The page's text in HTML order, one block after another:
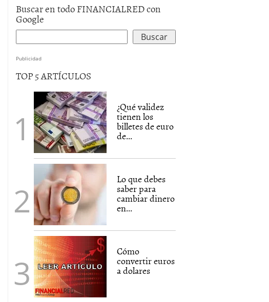
Buscar en todo FINANCIALRED con
Google
Publicidad
TOP 5 ARTÍCULOS
¿Qué validez
tienen los
billetes de euro
de...
Lo que debes
saber para
cambiar dinero
en...
Cómo
convertir euros
a dolares